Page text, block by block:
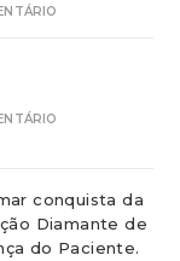
conquista da
Diamante de
do Paciente.